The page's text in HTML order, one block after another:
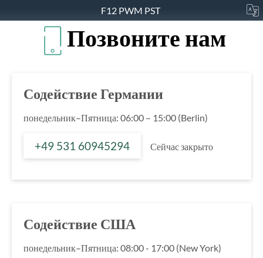
F12 PWM PST
Позвоните нам
Содействие Германии
понедельник–Пятница: 06:00 – 15:00 (Berlin)
+49 531 60945294 Сейчас закрыто
Содействие США
понедельник–Пятница: 08:00 - 17:00 (New York)